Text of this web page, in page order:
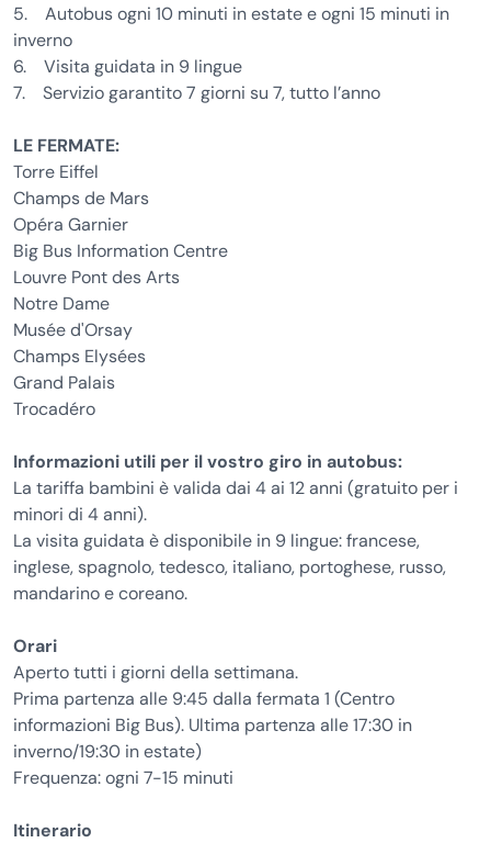
5. Autobus ogni 10 minuti in estate e ogni 15 minuti in
inverno
6. Visita guidata in 9 lingue
7. Servizio garantito 7 giorni su 7, tutto l’anno
LE FERMATE:
Torre Eiffel
Champs de Mars
Opéra Garnier
Big Bus Information Centre
Louvre Pont des Arts
Notre Dame
Musée d'Orsay
Champs Elysées
Grand Palais
Trocadéro
Informazioni utili per il vostro giro in autobus:
La tariffa bambini è valida dai 4 ai 12 anni (gratuito per i
minori di 4 anni).
La visita guidata è disponibile in 9 lingue: francese,
inglese, spagnolo, tedesco, italiano, portoghese, russo,
mandarino e coreano.
Orari
Aperto tutti i giorni della settimana.
Prima partenza alle 9:45 dalla fermata 1 (Centro
informazioni Big Bus). Ultima partenza alle 17:30 in
inverno/19:30 in estate)
Frequenza: ogni 7-15 minuti
Itinerario